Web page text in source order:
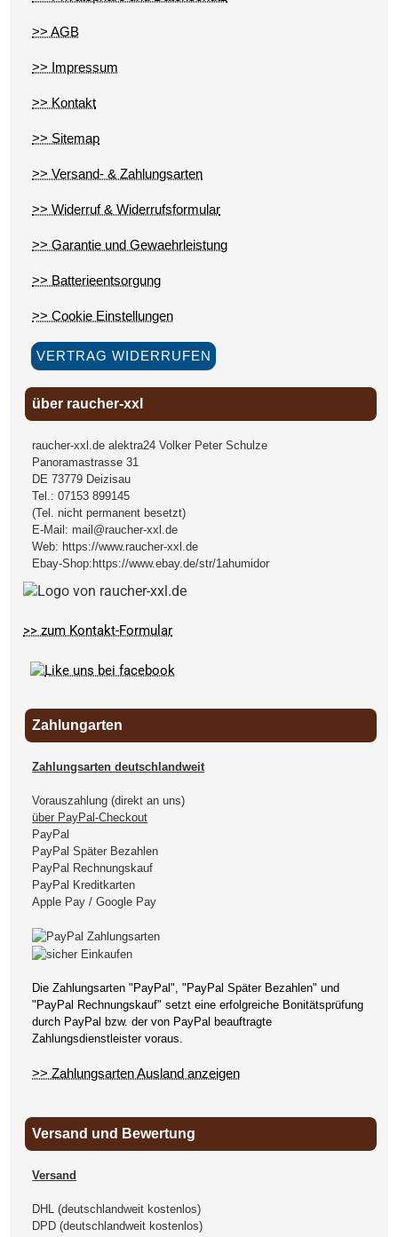
>> AGB
>> Impressum
>> Kontakt
>> Sitemap
>> Versand- & Zahlungsarten
>> Widerruf & Widerrufsformular
>> Garantie und Gewaehrleistung
>> Batterieentsorgung
>> Cookie Einstellungen
VERTRAG WIDERRUFEN
über raucher-xxl
raucher-xxl.de alektra24 Volker Peter Schulze
Panoramastrasse 31
DE 73779 Deizisau
Tel.:07153 899145
(Tel. nicht permanent besetzt)
E-Mail: mail@raucher-xxl.de
Web: https://www.raucher-xxl.de
Ebay-Shop: https://www.ebay.de/str/1ahumidor
>> zum Kontakt-Formular
Zahlungarten
Zahlungsarten deutschlandweit
Vorauszahlung (direkt an uns)
über PayPal-Checkout
PayPal
PayPal Später Bezahlen
PayPal Rechnungskauf
PayPal Kreditkarten
Apple Pay / Google Pay
Die Zahlungsarten "PayPal", "PayPal Später Bezahlen" und
"PayPal Rechnungskauf" setzt eine erfolgreiche Bonitätsprüfung
durch PayPal bzw. der von PayPal beauftragte
Zahlungsdienstleister voraus.
>> Zahlungsarten Ausland anzeigen
Versand und Bewertung
Versand
DHL (deutschlandweit kostenlos)
DPD (deutschlandweit kostenlos)